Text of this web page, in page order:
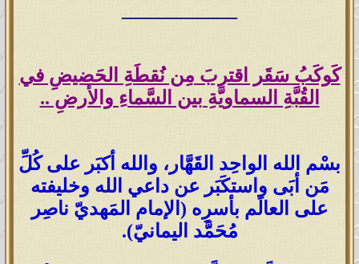
كَوكَبُ سَقَر اقتربَ مِن نُقطَةِ الحَضيضِ في
القُبَّةِ السماويَّةِ بين السَّماءِ والأرضِ ..
بسْم الله الواحِد القَهَّار، والله أكبَر على كُلِّ
مَن أبَى واستكَبَر عن داعي الله وخليفته
على العالَم بأسرِه (الإمام المَهديّ ناصِر
مُحَمَّد اليمانيّ).